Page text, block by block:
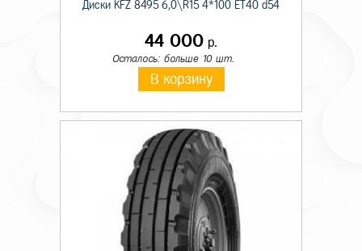
Диски KFZ 8495 6,0\R15 4*100 ET40 d54
44 000 р.
Осталось: больше 10 шт.
В корзину